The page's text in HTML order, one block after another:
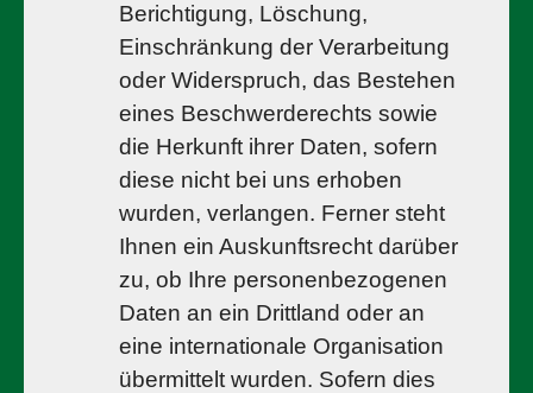
Berichtigung, Löschung,
Einschränkung der Verarbeitung
oder Widerspruch, das Bestehen
eines Beschwerderechts sowie
die Herkunft ihrer Daten, sofern
diese nicht bei uns erhoben
wurden, verlangen. Ferner steht
Ihnen ein Auskunftsrecht darüber
zu, ob Ihre personenbezogenen
Daten an ein Drittland oder an
eine internationale Organisation
übermittelt wurden. Sofern dies